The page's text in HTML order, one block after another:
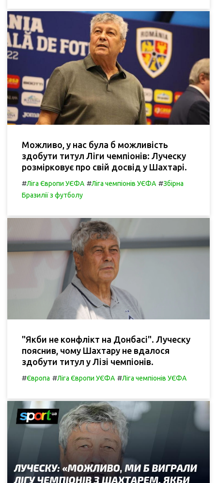
Можливо, у нас була б можливість
здобути титул Ліги чемпіонів: Луческу
розмірковує про свій досвід у Шахтарі.
#Ліга Європи УЄФА #Ліга чемпіонів УЄФА #Збірна
Бразилії з футболу
"Якби не конфлікт на Донбасі". Луческу
пояснив, чому Шахтару не вдалося
здобути титул у Лізі чемпіонів.
#Європа #Ліга Європи УЄФА #Ліга чемпіонів УЄФА